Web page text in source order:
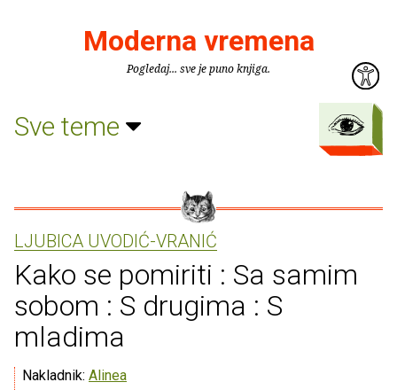
Moderna vremena
Pogledaj... sve je puno knjiga.
Sve teme
LJUBICA UVODIĆ-VRANIĆ
Kako se pomiriti : Sa samim
sobom : S drugima : S
mladima
Nakladnik: Alinea